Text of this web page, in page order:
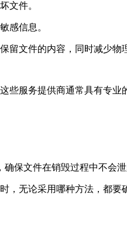
文件。
感信息。
留文件的内容，同时减少物
服务提供商通常具有专
保文件在销毁过程中不会泄
无论采用哪种方法，都要